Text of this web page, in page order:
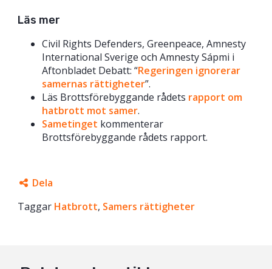
Läs mer
Civil Rights Defenders, Greenpeace, Amnesty
International Sverige och Amnesty Sápmi i
Aftonbladet Debatt: “Regeringen ignorerar
samernas rättigheter”.
Läs Brottsförebyggande rådets rapport om
hatbrott mot samer.
Sametinget kommenterar
Brottsförebyggande rådets rapport.
Dela
Facebook
Taggar Hatbrott, Samers rättigheter